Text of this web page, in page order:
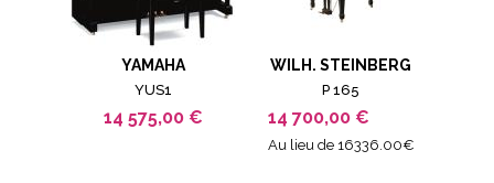
YAMAHA
YUS1
14 575,00 €
WILH. STEINBERG
P 165
14 700,00 €
Au lieu de 16336.00€